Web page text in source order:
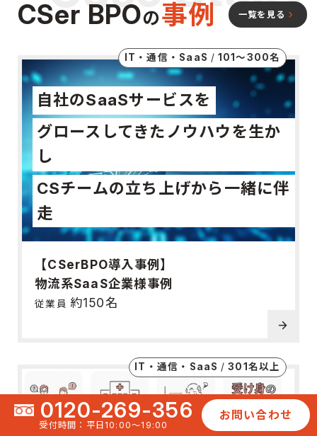
0120-269-356
受付時間：平日10:00〜19:00
お問い合わせ
CSer BPOの事例 一覧を見る keyboard_arrow_right
IT・通信・SaaS 101〜300名
自社のSaaSサービスを
グロースしてきたノウハウを生か
し
CSチームの立ち上げから一緒に伴
走
【CSerBPO導入事例】
物流系SaaS企業様事例
従業員 約150名
arrow_forward
IT・通信・SaaS 301名以上